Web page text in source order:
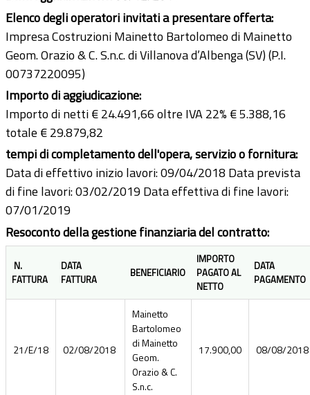
Elenco degli operatori invitati a presentare offerta:
Impresa Costruzioni Mainetto Bartolomeo di Mainetto
Geom. Orazio & C. S.n.c. di Villanova d’Albenga (SV) (P.I.
00737220095)
Importo di aggiudicazione:
Importo di netti € 24.491,66 oltre IVA 22% € 5.388,16
totale € 29.879,82
tempi di completamento dell'opera, servizio o fornitura:
Data di effettivo inizio lavori: 09/04/2018 Data prevista
di fine lavori: 03/02/2019 Data effettiva di fine lavori:
07/01/2019
Resoconto della gestione finanziaria del contratto:
N.
FATTURA
DATA
FATTURA
BENEFICIARIO
IMPORTO
PAGATO AL
NETTO
DATA
PAGAMENTO
21/E/18 02/08/2018
Mainetto
Bartolomeo
di Mainetto
Geom.
Orazio & C.
S.n.c.
17.900,00 08/08/2018